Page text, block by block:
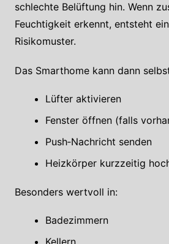
schlechte Belüftung hin. Wenn
Feuchtigkeit erkennt, entsteht
Risikomuster.
Das Smarthome kann dann
Lüfter aktivieren
Fenster öffnen (falls
Push‑Nachricht senden
Heizkörper kurzzeitig
Besonders wertvoll in:
Badezimmern